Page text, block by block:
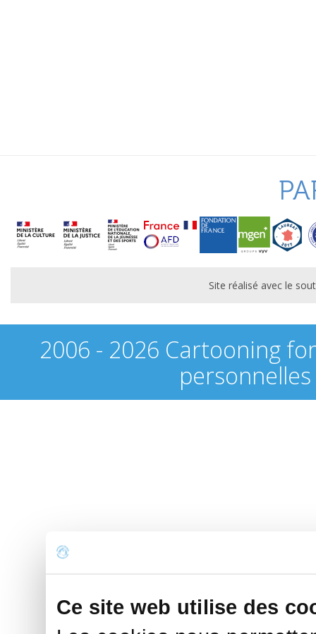
Ce site web utilise des
Site réalisé avec le
2006 - 2026 Cartooning
personnelles